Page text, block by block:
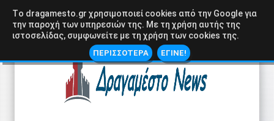
Tο dragamesto.gr χρησιμοποιεί cookies από την Google για
την παροχή των υπηρεσιών της. Με τη χρήση αυτής της
ιστοσελίδας, συμφωνείτε με τη χρήση των cookies της.
ΠΕΡΙΣΣΟΤΕΡΑ ΕΓΙΝΕ!